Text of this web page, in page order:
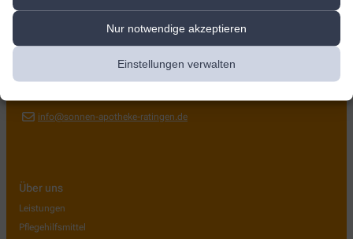
Nur notwendige akzeptieren
Einstellungen verwalten
Bahnhofstr. 131,40883 Ratingen
info@sonnen-apotheke-ratingen.de
Über uns
Leistungen
Pflegehilfsmittel